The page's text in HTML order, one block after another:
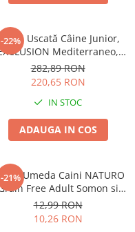
-22% Uscată Câine Junior,
Mediterraneo,
Monoproteică, Talie Mare,
Pui, 12kg
282,89 RON
220,65 RON
IN STOC
ADAUGA IN COS
-21%Umeda Caini NATURO
Free Adult Somon si
Cartof 400g
12,99 RON
10,26 RON